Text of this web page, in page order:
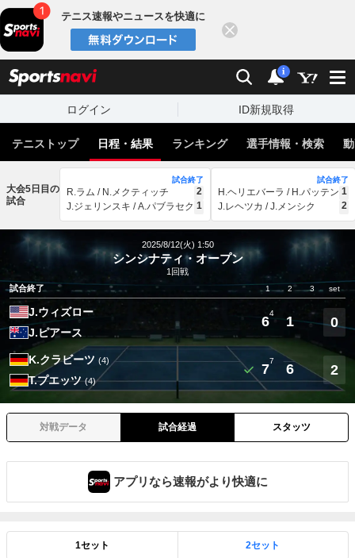
テニス速報やニュースを快適に
検索 通知
i
ログイン ID新規取得
テニストップ 日程・結果 ランキング 選手情報・検索
大会5日目の
試合
試合終了
R.ラム / N.メクティッチ
2
J.ジェリンスキ / A.パブラセク 1
試合終了
H.ヘリエバーラ / H.パッテン 1
J.レヘツカ / J.メンシク
2
2025/8/12(火) 1:50
シンシナティ・オープン
1回戦
試合終了
1 2 3 set
J.ウィズロー
J.ピアース
6
4
1 0
K.クラビーツ (4)
T.プエッツ (4)
7
7
6 2
対戦データ 試合経過 スタッツ
アプリなら速報がより快適に
1セット 2セット